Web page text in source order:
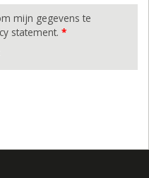
mijn gegevens te
statement. *